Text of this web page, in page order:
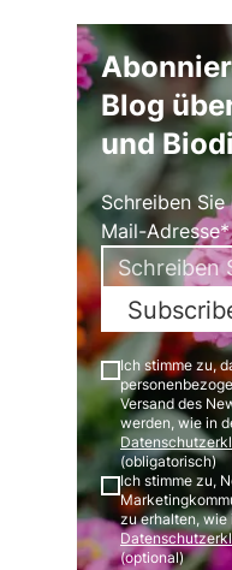
Blog
und
Schreiben
Mail-Adresse*
Ich stimme zu,
Versand des
werden, wie in
(obligatorisch)
Ich stimme zu,
zu erhalten, wie
(optional)